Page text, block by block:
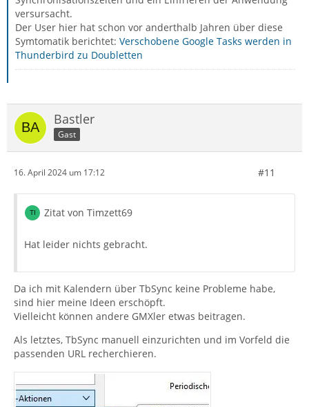
versursacht.
Der User hier hat schon vor anderthalb Jahren über diese
Symtomatik berichtet: Verschobene Google Tasks werden in
Thunderbird zu Doubletten
Bastler
Gast
16. April 2024 um 17:12 #11
Zitat von Timzett69
Hat leider nichts gebracht.
Da ich mit Kalendern über TbSync keine Probleme habe,
sind hier meine Ideen erschöpft.
Vielleicht können andere GMXler etwas beitragen.
Als letztes, TbSync manuell einzurichten und im Vorfeld die
passenden URL recherchieren.